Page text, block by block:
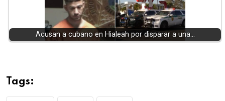
Acusan a cubano en Hialeah por disparar a una…
Tags: